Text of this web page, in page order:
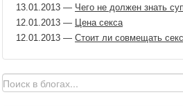
13.01.2013 — Чего не должен знать
12.01.2013 — Цена секса
12.01.2013 — Стоит ли совмещать